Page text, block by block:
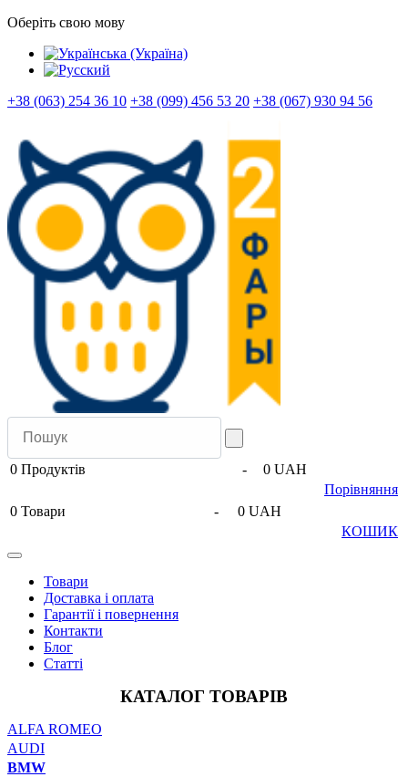
Оберіть свою мову
+38 (063) 254 36 10 +38 (099) 456 53 20 +38 (067) 930 94 56
0 Продуктів -
0 UAH
Порівняння
0 Товари -
0 UAH
КОШИК
Товари
Доставка і оплата
Гарантії і повернення
Контакти
Блог
Статті
КАТАЛОГ ТОВАРІВ
ALFA ROMEO
AUDI
BMW